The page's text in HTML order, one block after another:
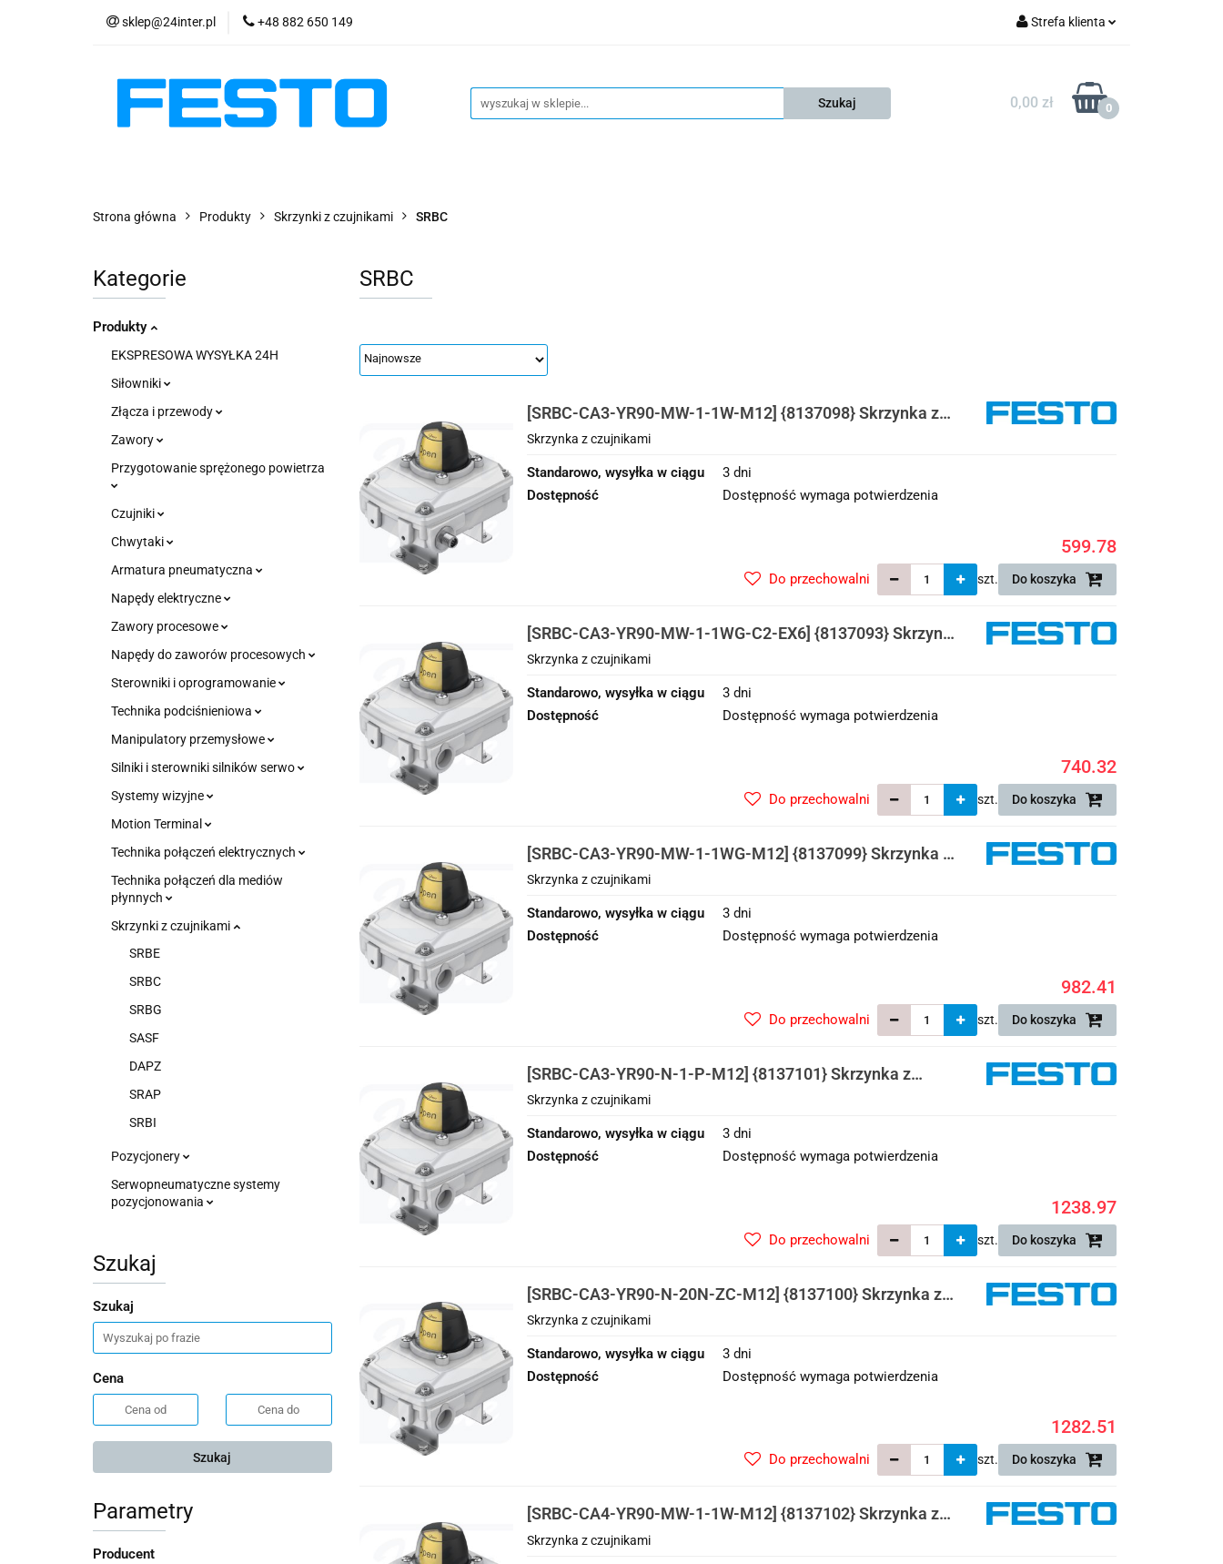
sklep@24inter.pl +48 882 650 149 Strefa klienta
Zarejestruj się
Dodaj zgłoszenie
0,00 zł 0
PRODUKTY
AKTUALNOŚCI KONTAKT KSP
Strona główna Produkty Skrzynki z czujnikami SRBC
Kategorie
Produkty
EKSPRESOWA WYSYŁKA 24H
Siłowniki
Złącza i przewody
Zawory
Przygotowanie sprężonego powietrza
Czujniki
Chwytaki
Armatura pneumatyczna
Napędy elektryczne
Zawory procesowe
Napędy do zaworów procesowych
Sterowniki i oprogramowanie
Technika podciśnieniowa
Manipulatory przemysłowe
Silniki i sterowniki silników serwo
Systemy wizyjne
Motion Terminal
Technika połączeń elektrycznych
Technika połączeń dla mediów
płynnych
Skrzynki z czujnikami
SRBE
SRBC
SRBG
SASF
DAPZ
SRAP
SRBI
Pozycjonery
Serwopneumatyczne systemy
pozycjonowania
Szukaj
Szukaj
Cena
Szukaj
Parametry
Producent
SRBC
[SRBC-CA3-YR90-MW-1-1W-M12] {8137098} Skrzynka z
czujnikami
Skrzynka z czujnikami
Standarowo, wysyłka w ciągu
3 dni
Dostępność
Dostępność wymaga potwierdzenia
599.78
szt. Do koszyka
Do przechowalni
[SRBC-CA3-YR90-MW-1-1WG-C2-EX6] {8137093} Skrzynka
z czujnikami
Skrzynka z czujnikami
Standarowo, wysyłka w ciągu
3 dni
Dostępność
Dostępność wymaga potwierdzenia
740.32
szt. Do koszyka
Do przechowalni
[SRBC-CA3-YR90-MW-1-1WG-M12] {8137099} Skrzynka z
czujnikami
Skrzynka z czujnikami
Standarowo, wysyłka w ciągu
3 dni
Dostępność
Dostępność wymaga potwierdzenia
982.41
szt. Do koszyka
Do przechowalni
[SRBC-CA3-YR90-N-1-P-M12] {8137101} Skrzynka z
czujnikami
Skrzynka z czujnikami
Standarowo, wysyłka w ciągu
3 dni
Dostępność
Dostępność wymaga potwierdzenia
1238.97
szt. Do koszyka
Do przechowalni
[SRBC-CA3-YR90-N-20N-ZC-M12] {8137100} Skrzynka z
czujnikami
Skrzynka z czujnikami
Standarowo, wysyłka w ciągu
3 dni
Dostępność
Dostępność wymaga potwierdzenia
1282.51
szt. Do koszyka
Do przechowalni
[SRBC-CA4-YR90-MW-1-1W-M12] {8137102} Skrzynka z
czujnikami
Skrzynka z czujnikami